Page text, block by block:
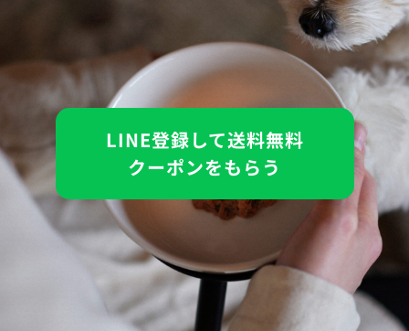
LINE登録して送料無料
クーポンをもらう